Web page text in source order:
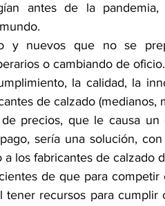
antes de la
y nuevos que no se
o cambiando de oficio.
la calidad, la
de calzado (medianos,
precios, que le causa un
sería una solución,
los fabricantes de calzado
de que para
recursos para cumplir